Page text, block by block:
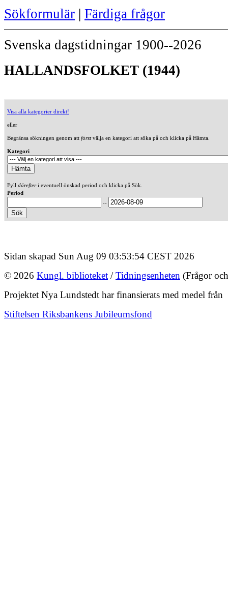
Sökformulär | Färdiga frågor
Svenska dagstidningar 1900--2026
HALLANDSFOLKET (1944)
Visa alla kategorier direkt!
eller
Begränsa sökningen genom att förstvälja en kategori att söka på och klicka på Hämta.
Kategori
Fyll därefteri eventuell önskad period och klicka på Sök.
Period
--
Sidan skapad Sun Aug 09 03:53:54 CEST 2026
© 2026 Kungl. biblioteket /Tidningsenheten (Frågor
Projektet Nya Lundstedt har finansierats med medel från
Stiftelsen Riksbankens Jubileumsfond